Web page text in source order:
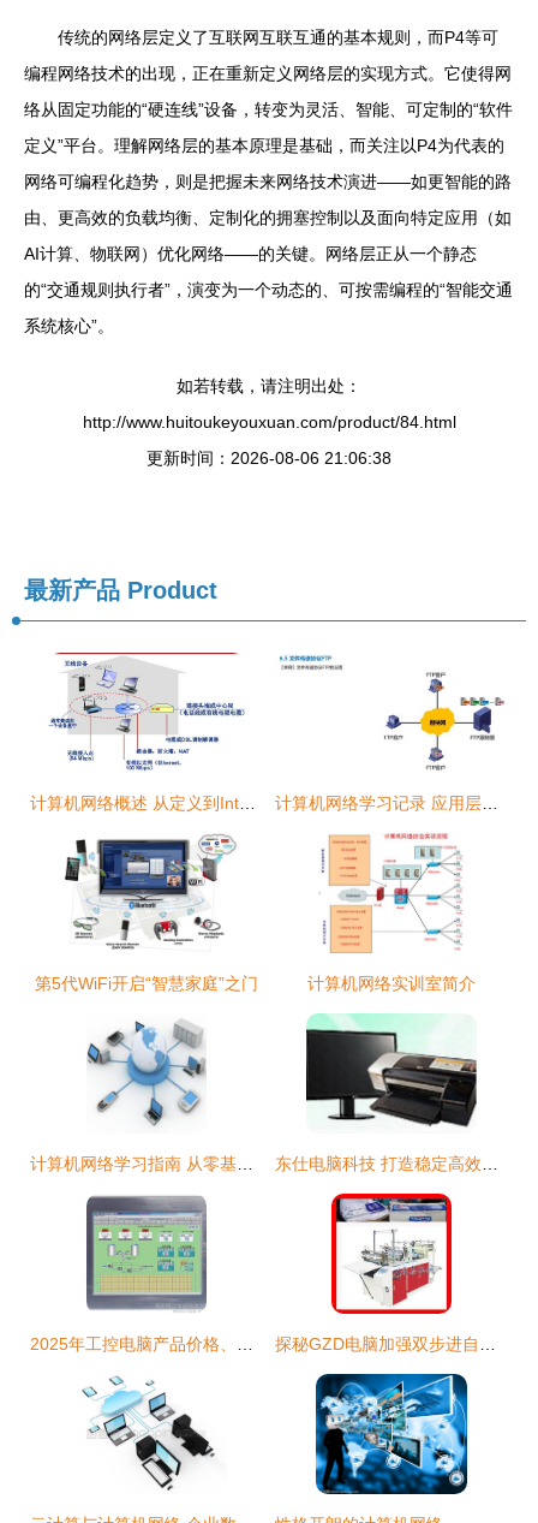
传统的网络层定义了互联网互联互通的基本规则，而P4等可
编程网络技术的出现，正在重新定义网络层的实现方式。它使得网
络从固定功能的“硬连线”设备，转变为灵活、智能、可定制的“软件
定义”平台。理解网络层的基本原理是基础，而关注以P4为代表的
网络可编程化趋势，则是把握未来网络技术演进——如更智能的路
由、更高效的负载均衡、定制化的拥塞控制以及面向特定应用（如
AI计算、物联网）优化网络——的关键。网络层正从一个静态
的“交通规则执行者”，演变为一个动态的、可按需编程的“智能交通
系统核心”。
如若转载，请注明出处：
http://www.huitoukeyouxuan.com/product/84.html
更新时间：2026-08-06 21:06:38
最新产品 Product
第5代WiFi开启“智慧家庭”之门 计算机网络实训室简介